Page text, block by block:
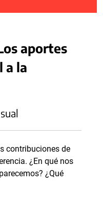
aportes
a la
contribuciones de
¿En qué nos
¿Qué